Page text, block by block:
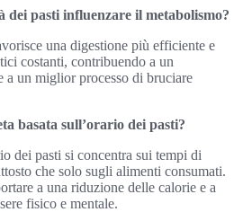
dei pasti influenzare il metabolismo?
una digestione più efficiente e
costanti, contribuendo a un
a un miglior processo di bruciare
basata sull’orario dei pasti?
dei pasti si concentra sui tempi di
che solo sugli alimenti consumati.
a una riduzione delle calorie e a
fisico e mentale.